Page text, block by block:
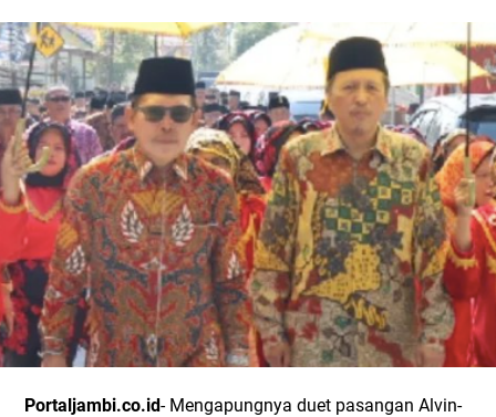
Portaljambi.co.id- Mengapungnya duet pasangan Alvin-